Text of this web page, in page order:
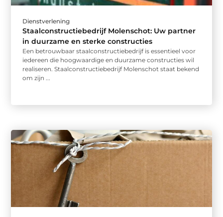
Dienstverlening
Staalconstructiebedrijf Molenschot: Uw partner
in duurzame en sterke constructies
Een betrouwbaar staalconstructiebedrijf is essentieel voor
iedereen die hoogwaardige en duurzame constructies wil
realiseren. Staalconstructiebedrijf Molenschot staat bekend
om zijn ...